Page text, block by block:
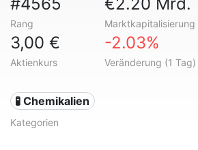
Rang Marktkapitalisierung
3,00 €
Aktienkurs
-2.03%
Veränderung (1 Tag)
🧪 Chemikalien
Kategorien